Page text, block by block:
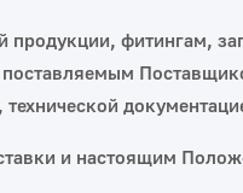
фитингам,
и настоящим